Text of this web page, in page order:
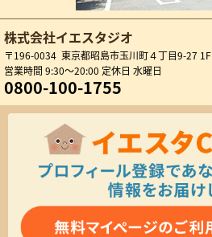
株式会社イエスタジオ
〒196-0034 東京都昭島市玉川町４丁目9-27 1F
営業時間 9:30～20:00 定休日 水曜日
0800-100-1755